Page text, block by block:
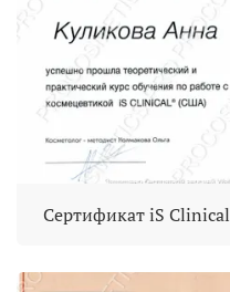
Сертификат iS Clinical